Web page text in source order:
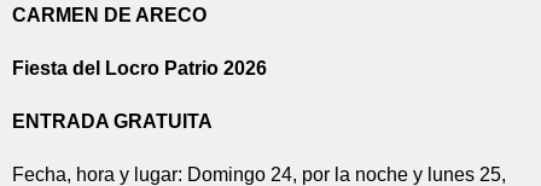
CARMEN DE ARECO
Fiesta del Locro Patrio 2026
ENTRADA GRATUITA
Fecha, hora y lugar: Domingo 24, por la noche y lunes 25,